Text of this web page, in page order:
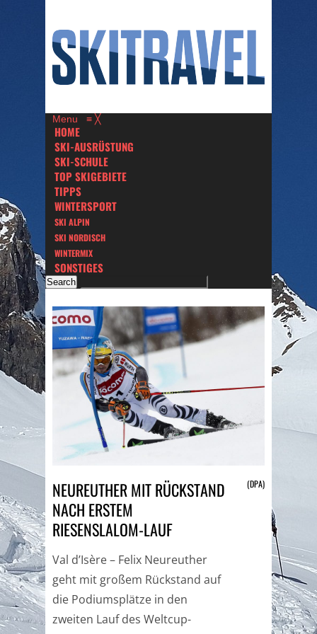
Menu ≡ ╳
HOME
SKI-AUSRÜSTUNG
SKI-SCHULE
TOP SKIGEBIETE
TIPPS
WINTERSPORT
SKI ALPIN
SKI NORDISCH
WINTERMIX
SONSTIGES
NEUREUTHER MIT RÜCKSTAND
NACH ERSTEM
RIESENSLALOM-LAUF
(DPA)
Val d’Isère – Felix Neureuther
geht mit großem Rückstand auf
die Podiumsplätze in den
zweiten Lauf des Weltcup-